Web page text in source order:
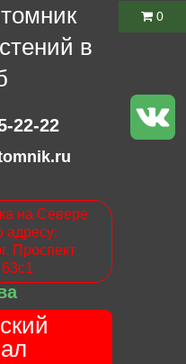
в
22-22
на Севере
адресу:
Проспект
0